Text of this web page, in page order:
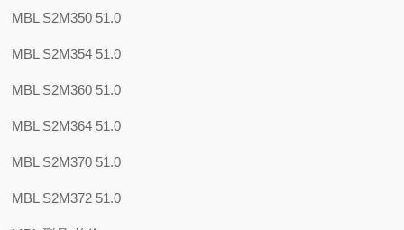
MBL S2M350 51.0
MBL S2M354 51.0
MBL S2M360 51.0
MBL S2M364 51.0
MBL S2M370 51.0
MBL S2M372 51.0